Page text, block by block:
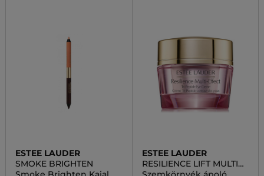
ESTEE LAUDER
SMOKE BRIGHTEN
ESTEE LAUDER
RESILIENCE LIFT MULTI
EFFECT TRI-PEPTIDE